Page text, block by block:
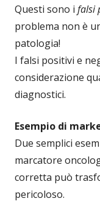
Questi sono i falsi
problema non è
patologia!
I falsi positivi e
considerazione
diagnostici.
Esempio di
Due semplici
marcatore
corretta può
pericoloso.